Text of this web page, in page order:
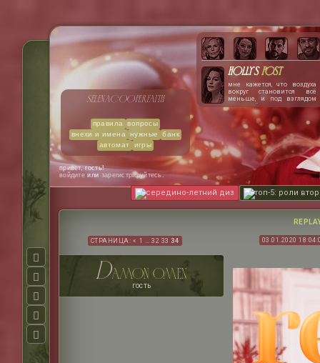
середино-летний диз топ-5: роли
selenacooperfaith
правила
вопросы
внехи и имена
нужные
банк
автомат
игры
Holly'spost
мне кажется, что воздуха
вокруг становится всё
меньше, и под взглядом
нэша лёгкие сжимаются,
словно сжатые тугими
обручами. чертовски
хочется расплакаться. или
закричать. сердце
колотится как ослепшая от
паники птица, запертая в
стеклянном ящике.
привет, гость!
войдите или зарегистрируйтесь.
СТРАНИЦА: « 1 … 32 33 34 03.01.2020
damon omen
гость